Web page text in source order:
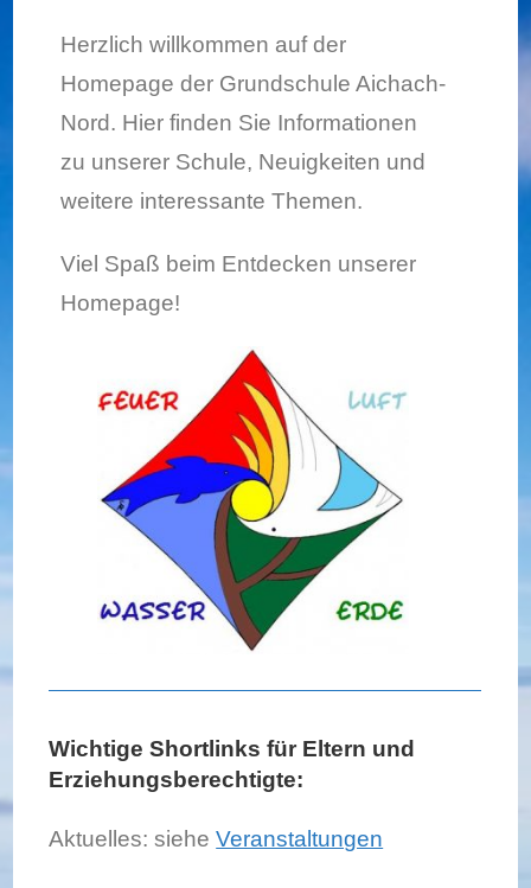
Herzlich willkommen auf der
Homepage der Grundschule Aichach-
Nord. Hier finden Sie Informationen
zu unserer Schule, Neuigkeiten und
weitere interessante Themen.
Viel Spaß beim Entdecken unserer
Homepage!
Wichtige Shortlinks für Eltern und
Erziehungsberechtigte:
Aktuelles: sieheVeranstaltungen